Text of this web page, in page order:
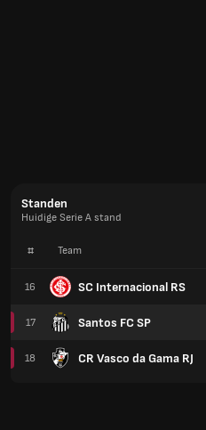
Standen
Huidige Serie A stand
# Team
16 SC Internacional RS
17 Santos FC SP
18 CR Vasco da Gama RJ